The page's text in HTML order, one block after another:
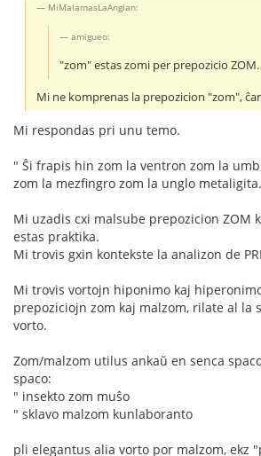
MiMalamasLaAnglan:
amigueo:
"zom" estas zomi per prepozicio ZOM.
Mi ne komprenas la prepozicion "zom",
Mi respondas pri unu temo.
" Ŝi frapis hin zom la ventron zom la
zom la mezfingro zom la unglo metaligita.
Mi uzadis cxi malsube prepozicion ZOM
estas praktika.
Mi trovis gxin kontekste la analizon de
Mi trovis vortojn hiponimo kaj
prepoziciojn zom kaj malzom, rilate al la
vorto.
Zom/malzom utilus ankaŭ en senca
spaco:
" insekto zom muŝo
" sklavo malzom kunlaboranto
pli elegantus alia vorto por malzom, ekz